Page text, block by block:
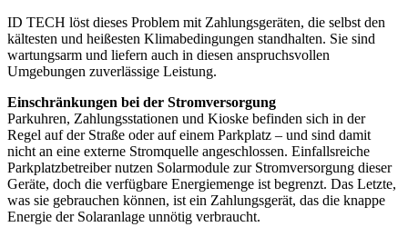
ID TECH löst dieses Problem mit Zahlungsgeräten, die selbst den
kältesten und heißesten Klimabedingungen standhalten. Sie sind
wartungsarm und liefern auch in diesen anspruchsvollen
Umgebungen zuverlässige Leistung.
Einschränkungen bei der Stromversorgung
Parkuhren, Zahlungsstationen und Kioske befinden sich in der
Regel auf der Straße oder auf einem Parkplatz – und sind damit
nicht an eine externe Stromquelle angeschlossen. Einfallsreiche
Parkplatzbetreiber nutzen Solarmodule zur Stromversorgung dieser
Geräte, doch die verfügbare Energiemenge ist begrenzt. Das Letzte,
was sie gebrauchen können, ist ein Zahlungsgerät, das die knappe
Energie der Solaranlage unnötig verbraucht.